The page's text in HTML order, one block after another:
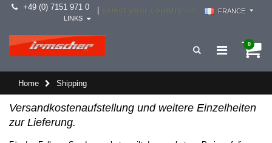
+49 (0) 7151 971 0
FRANCE
LINKS
0
Home Shipping
Versandkostenaufstellung und weitere Einzelheiten
zur Lieferung.